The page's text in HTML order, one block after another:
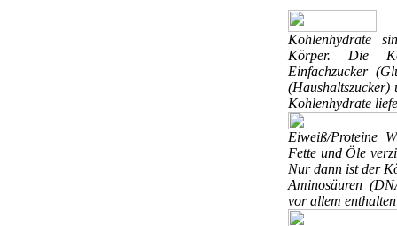
Kohlenhydrate
Körper. Die
Einfachzucker
(Haushaltszucker)
Kohlenhydrate
Eiweiß/Proteine
Fette und Öle
Nur dann ist der
Aminosäuren
vor allem